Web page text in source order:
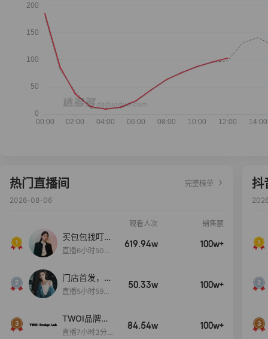
热门直播间
完整榜单
2026-08-06
观看人次 销售额
买包包找叮
当,一折购！
直播6小时50分
619.94w 100w+
门店首发，秋
款大上新！！
直播5小时59分
50.33w 100w+
TWOI品牌直
播间新款上
直播7小时3分5
84.54w 100w+
抖